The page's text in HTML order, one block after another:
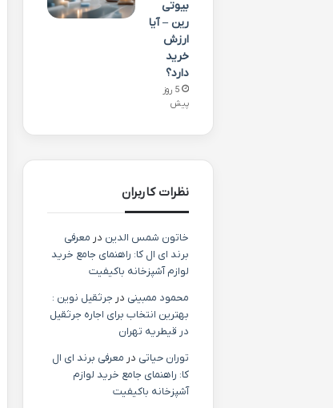
بیوتی
رین – آیا
ارزش
خرید
دارد؟
5 روز
پیش
نظرات کاربران
خاتون شمس الدین در معرفی
برند ای ال کا: راهنمای جامع خرید
لوازم آشپزخانه باکیفیت
محمود ممبینی در جرثقیل نوین :
بهترین انتخاب برای اجاره جرثقیل
در قیطریه تهران
توران حیاتی در معرفی برند ای ال
کا: راهنمای جامع خرید لوازم
آشپزخانه باکیفیت